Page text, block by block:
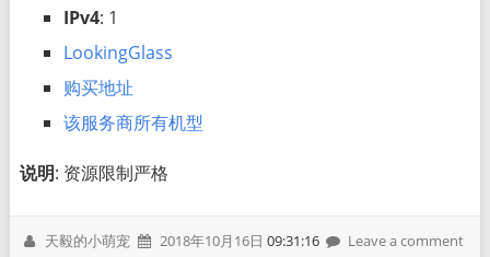
IPv4: 1
LookingGlass
购买地址
该服务商所有机型
说明: 资源限制严格
天毅的小萌宠 2018年10月16日 09:31:16
Leave a comment